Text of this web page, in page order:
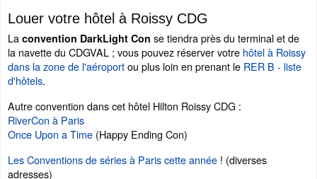
Louer votre hôtel à Roissy CDG
La convention DarkLight Con se tiendra près du terminal et de
la navette du CDGVAL ; vous pouvez réserver votre hôtel à Roissy
dans la zone de l'aéroportou plus loin en prenant le RER B - liste
d'hôtels.
Autre convention dans cet hôtel Hilton Roissy CDG :
RiverCon à Paris
Once Upon a Time (Happy Ending Con)
Les Conventions de séries à Paris cette année ! (diverses
adresses)